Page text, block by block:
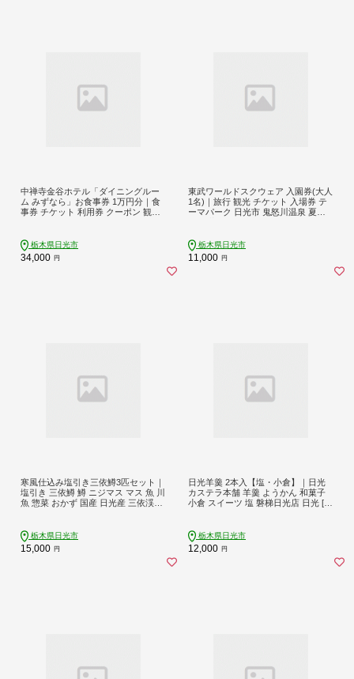
中禅寺金谷ホテル「ダイニングルー
ム みずなら」お食事券 1万円分｜食
事券 チケット 利用券 クーポン 観光
[0744]栃木県日光市
34,000 円
東武ワールドスクウェア 入園券(大人
1名)｜旅行 観光 チケット 入場券 テ
ーマパーク 日光市 鬼怒川温泉 夏休
栃木県日光市
11,000 円
寒風仕込み塩引き三依鱒3匹セット｜
塩引き 三依鱒 鱒 ニジマス マス 魚 川
魚 惣菜 おかず 国産 日光産 三依渓流
栃木県日光市
15,000 円
日光羊羹 2本入【塩・小倉】｜日光
カステラ本舗 羊羹 ようかん 和菓子
小倉 スイーツ 塩 磐梯日光店 日光 [04
栃木県日光市
12,000 円